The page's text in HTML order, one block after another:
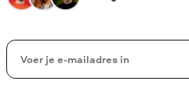
Uw e-mail